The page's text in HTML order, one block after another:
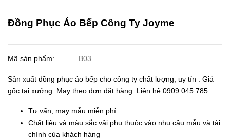
Đồng Phục Áo Bếp Công Ty Joyme
Mã sản phẩm: B03
Sản xuất đồng phục áo bếp cho công ty chất lượng, uy tín . Giá
gốc tại xưởng. May theo đơn đặt hàng. Liên hệ 0909.045.785
Tư vấn, may mẫu miễn phí
Chất liệu và màu sắc vải phụ thuộc vào nhu cầu mẫu và tài
chính của khách hàng